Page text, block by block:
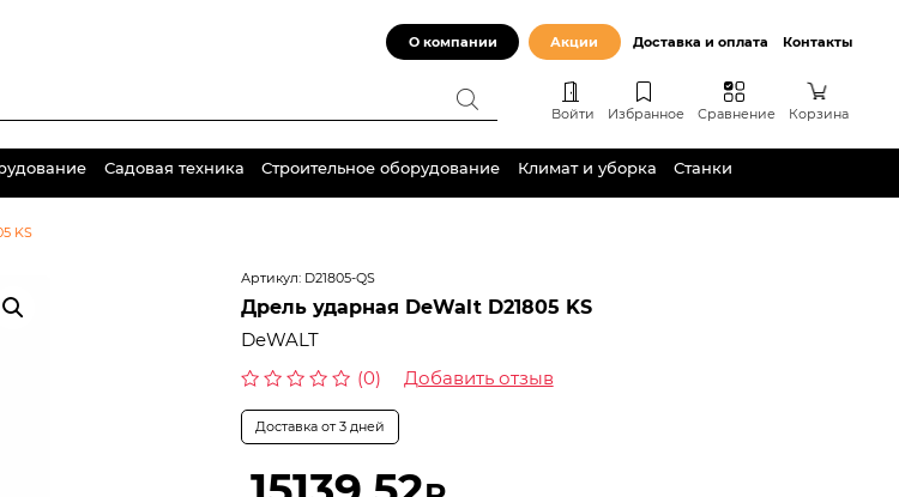
О компании Акции Доставка и оплата Контакты
Войти Избранное Сравнение Корзина
Садовая техника Строительное оборудование Климат и уборка Станки
KS
Артикул: D21805-QS
Дрель ударная DeWalt D21805 KS
DeWALT
0
из
(0) Добавить отзыв
Доставка от 3 дней